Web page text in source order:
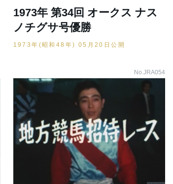
1973年 第34回 オークス ナス
ノチグサ号優勝
1973年(昭和48年) 05月20日公開
No.JRA054